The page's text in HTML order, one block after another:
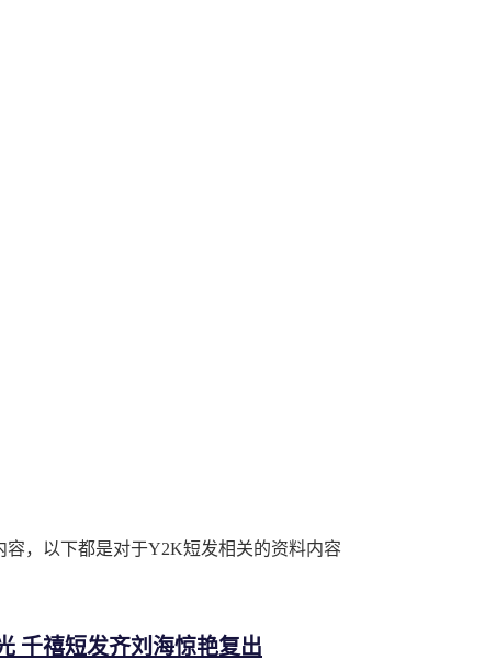
，以下都是对于Y2K短发相关的资料内容
千禧短发齐刘海惊艳复出